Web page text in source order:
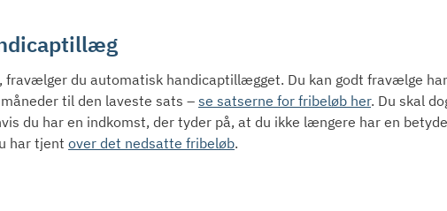
fravælger du automatisk handicaptillægget. Du kan godt fravælge
til den laveste sats – se satserne for fribeløb her. Du skal
du har en indkomst, der tyder på, at du ikke længere har en
har tjent over det nedsatte fribeløb.